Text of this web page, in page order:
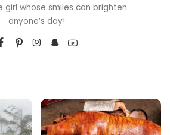
whose smiles can brighten
anyone’s day!